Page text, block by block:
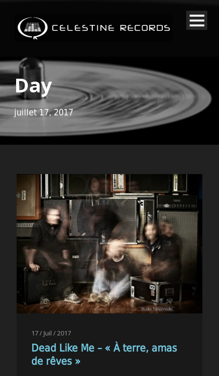
Day
juillet 17, 2017
17 / Juil / 2017
Dead Like Me – « À terre, amas
de rêves »